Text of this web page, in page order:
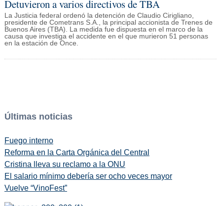
Detuvieron a varios directivos de TBA
La Justicia federal ordenó la detención de Claudio Cirigliano,
presidente de Cometrans S.A., la principal accionista de Trenes de
Buenos Aires (TBA). La medida fue dispuesta en el marco de la
causa que investiga el accidente en el que murieron 51 personas
en la estación de Once.
Últimas noticias
Fuego interno
Reforma en la Carta Orgánica del Central
Cristina lleva su reclamo a la ONU
El salario mínimo debería ser ocho veces mayor
Vuelve “VinoFest”